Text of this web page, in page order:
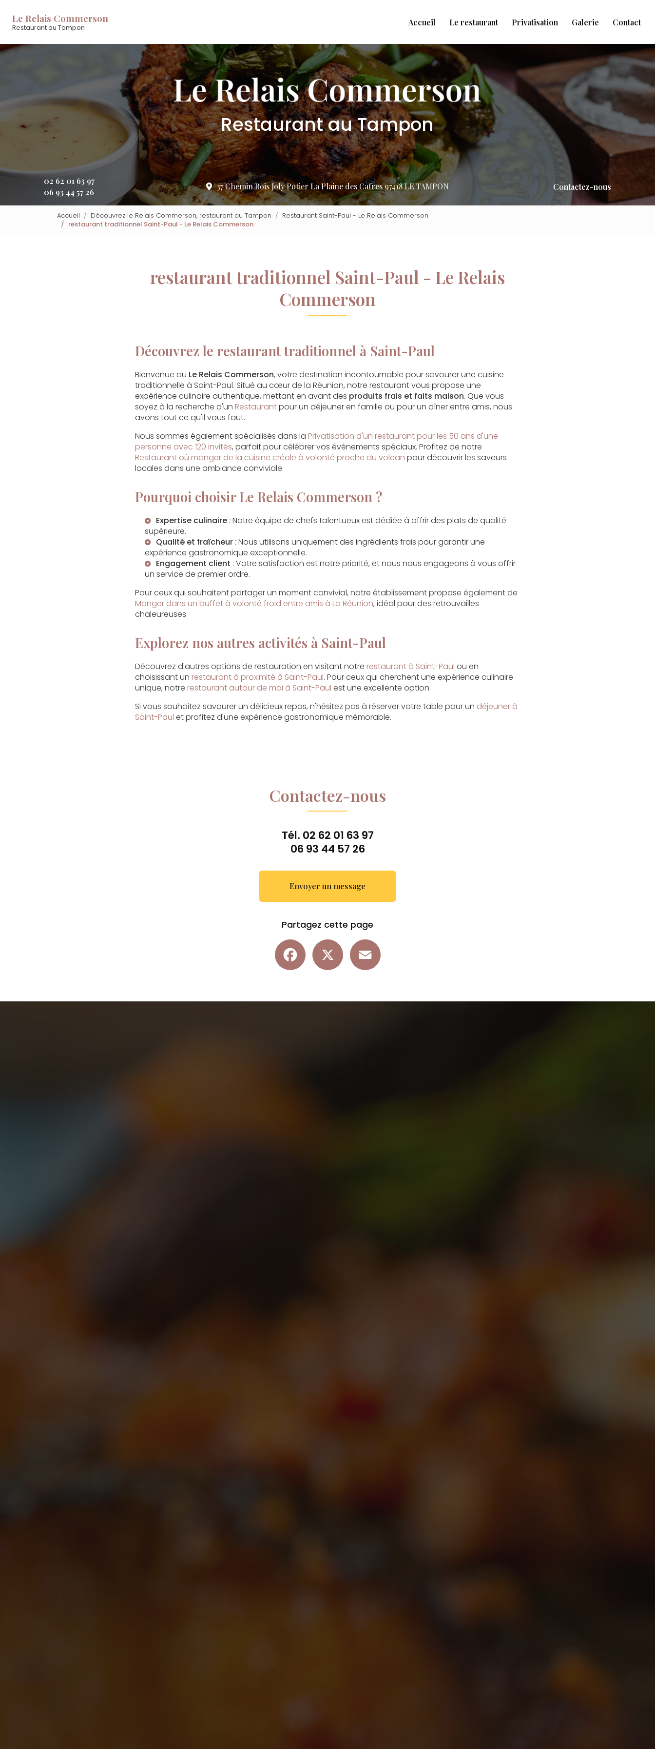
contenu
Le Relais Commerson
Restaurant au Tampon
Accueil
Le restaurant Privatisation Galerie Contact
Restaurant au Tampon
02 62 01 63 97
06 93 44 57 26
37 Chemin Bois Joly Potier La Plaine des Cafres97418 LE TAMPON Contactez-nous
Accueil Découvrez le Relais Commerson, restaurant au Tampon
Restaurant Saint-Paul - Le Relais Commerson
restaurant traditionnel Saint-Paul - Le Relais Commerson
restaurant traditionnel Saint-Paul - Le Relais
Commerson
Découvrez le restaurant traditionnel à Saint-Paul
Bienvenue au Le Relais Commerson, votre destination incontournable pour savourer une cuisine
traditionnelle à Saint-Paul. Situé au cœur de la Réunion, notre restaurant vous propose une
expérience culinaire authentique, mettant en avant des produits frais et faits maison. Que vous
soyez à la recherche d'un Restaurantpour un déjeuner en famille ou pour un dîner entre amis, nous
avons tout ce qu'il vous faut.
Nous sommes également spécialisés dans la Privatisation d'un restaurant pour les 50 ans d'une
personne avec 120 invités, parfait pour célébrer vos événements spéciaux. Profitez de notre
Restaurant où manger de la cuisine créole à volonté proche du volcan pour découvrir les saveurs
locales dans une ambiance conviviale.
Pourquoi choisir Le Relais Commerson ?
Expertise culinaire : Notre équipe de chefs talentueux est dédiée à offrir des plats de qualité
supérieure.
Qualité et fraîcheur : Nous utilisons uniquement des ingrédients frais pour garantir une
expérience gastronomique exceptionnelle.
Engagement client : Votre satisfaction est notre priorité, et nous nous engageons à vous offrir
un service de premier ordre.
Pour ceux qui souhaitent partager un moment convivial, notre établissement propose également de
Manger dans un buffet à volonté froid entre amis à La Réunion, idéal pour des retrouvailles
chaleureuses.
Explorez nos autres activités à Saint-Paul
Découvrez d'autres options de restauration en visitant notre restaurant à Saint-Paul ou en
choisissant un restaurant à proximité à Saint-Paul. Pour ceux qui cherchent une expérience culinaire
unique, notre restaurant autour de moi à Saint-Paul est une excellente option.
Si vous souhaitez savourer un délicieux repas, n'hésitez pas à réserver votre table pour un déjeuner à
Saint-Paul et profitez d'une expérience gastronomique mémorable.
Contactez-nous
Tél. 02 62 01 63 97
06 93 44 57 26
Envoyer un message
Partagez cette page
Facebook